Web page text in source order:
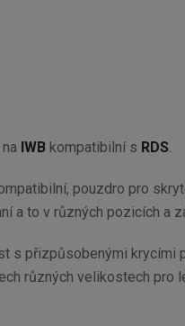
IWB kompatibilní s RDS.
pouzdro pro
a to v různých pozicích a
s přizpůsobenými
různých velikostech pro